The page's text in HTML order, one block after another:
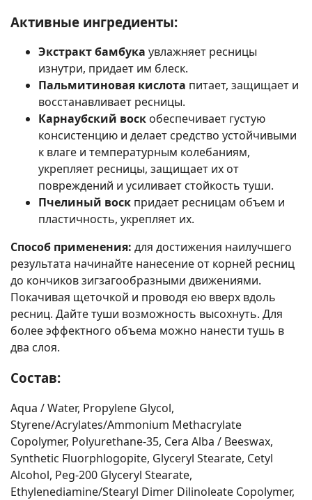
Активные ингредиенты:
Экстракт бамбука увлажняет ресницы
изнутри, придает им блеск.
Пальмитиновая кислота питает, защищает и
восстанавливает ресницы.
Карнаубский воск обеспечивает густую
консистенцию и делает средство устойчивыми
к влаге и температурным колебаниям,
укрепляет ресницы, защищает их от
повреждений и усиливает стойкость туши.
Пчелиный воск придает ресницам объем и
пластичность, укрепляет их.
Способ применения: для достижения наилучшего
результата начинайте нанесение от корней ресниц
до кончиков зигзагообразными движениями.
Покачивая щеточкой и проводя ею вверх вдоль
ресниц. Дайте туши возможность высохнуть. Для
более эффектного объема можно нанести тушь в
два слоя.
Состав:
Aqua / Water, Propylene Glycol,
Styrene/Acrylates/Ammonium Methacrylate
Copolymer, Polyurethane-35, Cera Alba / Beeswax,
Synthetic Fluorphlogopite, Glyceryl Stearate, Cetyl
Alcohol, Peg-200 Glyceryl Stearate,
Ethylenediamine/Stearyl Dimer Dilinoleate Copolymer,